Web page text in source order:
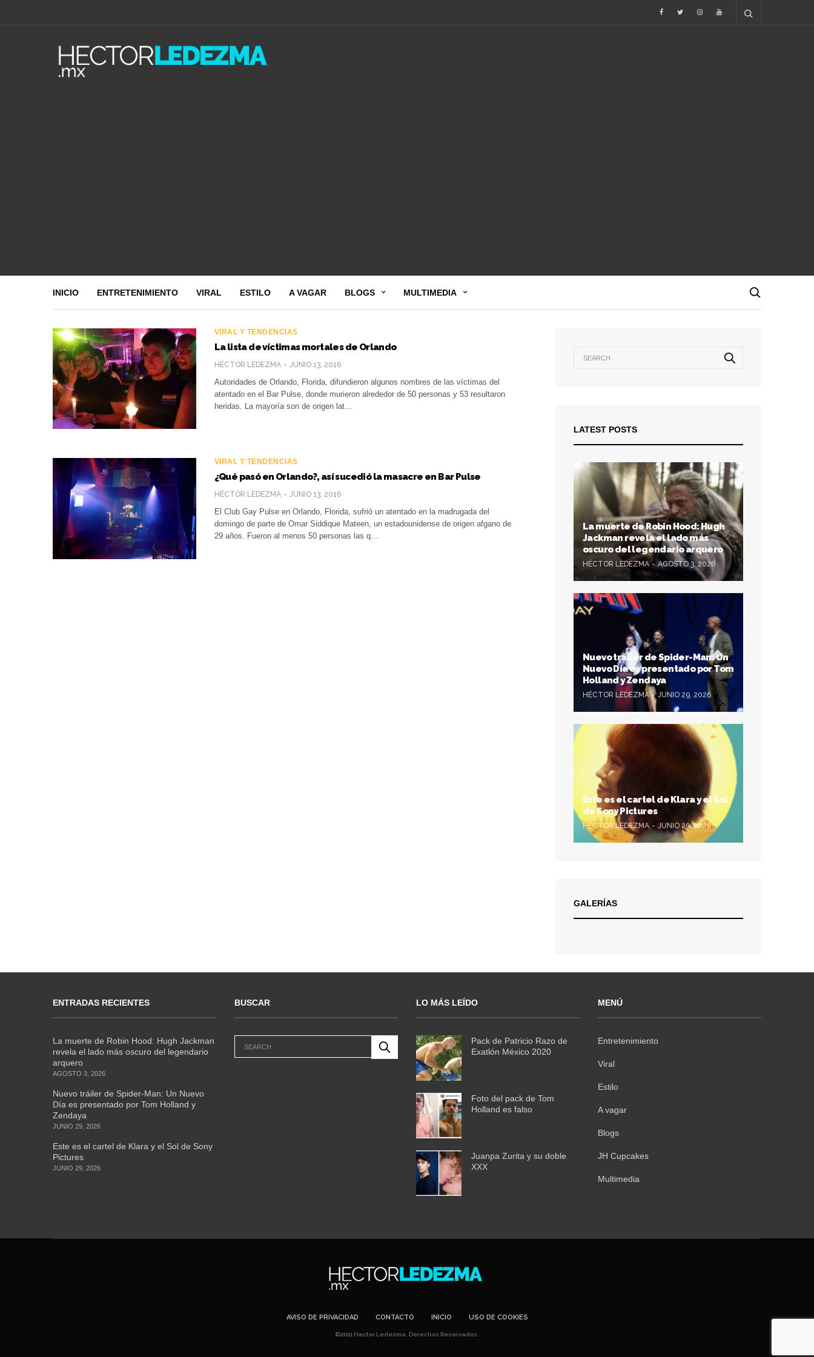
INICIO ENTRETENIMIENTO VIRAL ESTILO A VAGAR BLOGS MULTIMEDIA
VIRAL Y TENDENCIAS
La lista de víctimas mortales de Orlando
HÉCTOR LEDEZMA JUNIO 13, 2016
Autoridades de Orlando, Florida, difundieron algunos nombres de las víctimas del
atentado en el Bar Pulse, donde murieron alrededor de 50 personas y 53 resultaron
heridas. La mayoría son de origen lat…
VIRAL Y TENDENCIAS
¿Qué pasó en Orlando?, así sucedió la masacre en Bar Pulse
HÉCTOR LEDEZMA JUNIO 13, 2016
El Club Gay Pulse en Orlando, Florida, sufrió un atentado en la madrugada del
domingo de parte de Omar Siddique Mateen, un estadounidense de origen afgano de
29 años. Fueron al menos 50 personas las q…
LATEST POSTS
La muerte de Robin Hood: Hugh
Jackman revela el lado más
oscuro del legendario arquero
HÉCTOR LEDEZMA AGOSTO 3, 2026
Nuevo tráiler de Spider-Man: Un
Nuevo Día es presentado por Tom
Holland y Zendaya
HÉCTOR LEDEZMA JUNIO 29, 2026
Este es el cartel de Klara y el Sol
de Sony Pictures
HÉCTOR LEDEZMA JUNIO 29, 2026
GALERÍAS
ENTRADAS RECIENTES
La muerte de Robin Hood: Hugh Jackman
revela el lado más oscuro del legendario
arquero
AGOSTO 3, 2026
Nuevo tráiler de Spider-Man: Un Nuevo
Día es presentado por Tom Holland y
Zendaya
JUNIO 29, 2026
Este es el cartel de Klara y el Sol de Sony
Pictures
JUNIO 29, 2026
BUSCAR LO MÁS LEÍDO
Pack de Patricio Razo de
Exatlón México 2020
Foto del pack de Tom
Holland es falso
Juanpa Zurita y su doble
XXX
MENÚ
Entretenimiento
Viral
Estilo
A vagar
Blogs
JH Cupcakes
Multimedia
AVISO DE PRIVACIDAD CONTACTO INICIO USO DE COOKIES
©2021 Hector Ledezma. Derechos Reservados.